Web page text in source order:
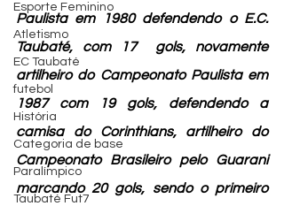
Esporte Feminino
Atletismo
EC Taubaté
futebol
História
Categoria de base
Paralímpico
Taubaté Fut7
Paulista em 1980 defendendo o E.C.
Taubaté, com 17  gols, novamente
artilheiro do Campeonato Paulista em
1987 com 19 gols, defendendo a
camisa do Corinthians, artilheiro do
Campeonato Brasileiro pelo Guarani
marcando 20 gols, sendo o primeiro